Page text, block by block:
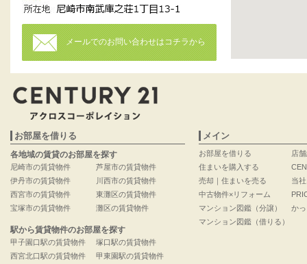
メールでのお問い合わせはコチラから
お部屋を借りる
各地域の賃貸のお部屋を探す
尼崎市の賃貸物件
伊丹市の賃貸物件
西宮市の賃貸物件
宝塚市の賃貸物件
芦屋市の賃貸物件
川西市の賃貸物件
東灘区の賃貸物件
灘区の賃貸物件
駅から賃貸物件のお部屋を探す
甲子園口駅の賃貸物件
西宮北口駅の賃貸物件
塚口駅の賃貸物件
甲東園駅の賃貸物件
メイン
お部屋を借りる
住まいを購入する
売却｜住まいを売る
中古物件×リフォーム
マンション図鑑（分譲）
マンション図鑑（借りる）
店
当
か